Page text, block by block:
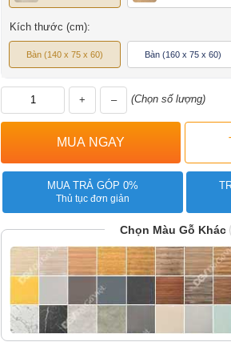
Kích thước (cm):
Bàn (140 x 75 x 60) Bàn (160 x 75 x 60)
+ – (Chọn số lượng)
MUA TRẢ GÓP 0%
Thủ tục đơn giản
Chọn Màu Gỗ Khác